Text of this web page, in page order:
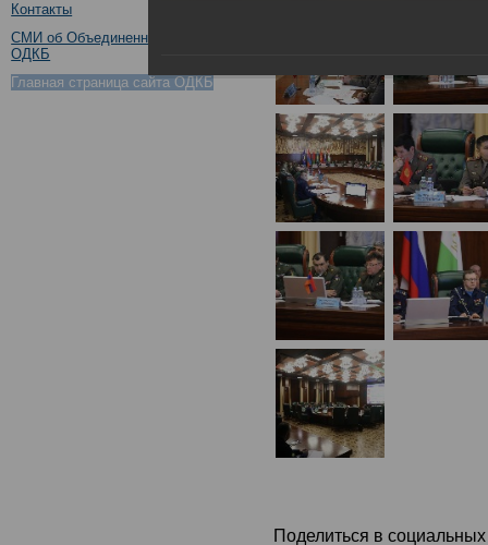
Контакты
СМИ об Объединенном штабе
ОДКБ
Главная страница сайта ОДКБ
Поделиться в социальных